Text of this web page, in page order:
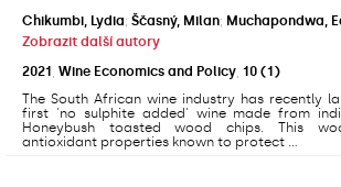
Chikumbi, Lydia; Ščasný, Milan; Muchapondwa,
Zobrazit další autory
2021 Wine Economics and Policy 10 (1)
The South African wine industry has recently
first 'no sulphite added' wine made from
Honeybush toasted wood chips. This
antioxidant properties known to protect ...